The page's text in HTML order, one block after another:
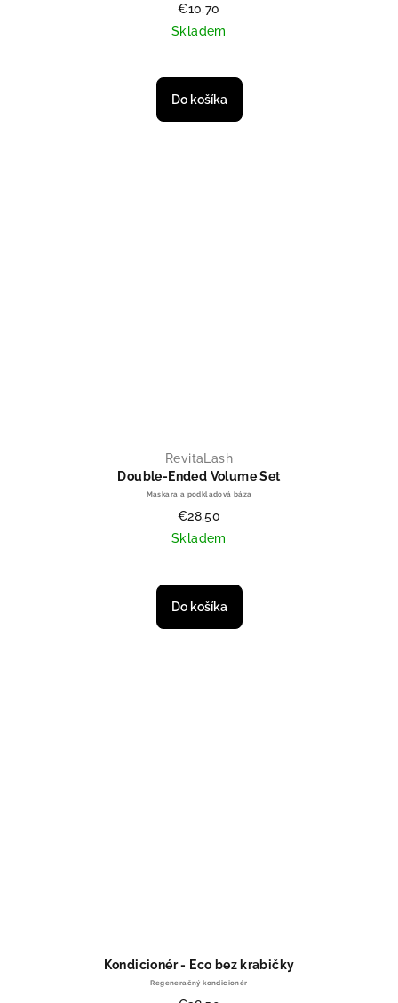
€10,70
Skladem
Do košíka
RevitaLash
Double-Ended Volume Set
Maskara a podkladová báza
€28,50
Skladem
Do košíka
Kondicionér - Eco bez krabičky
Regeneračný kondicionér